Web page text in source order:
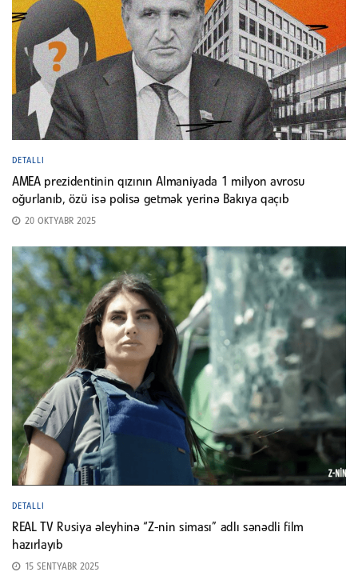
DETALLI
AMEA prezidentinin qızının Almaniyada 1 milyon avrosu
oğurlanıb, özü isə polisə getmək yerinə Bakıya qaçıb
20 OKTYABR 2025
DETALLI
REAL TV Rusiya əleyhinə “Z-nin siması” adlı sənədli film
hazırlayıb
15 SENTYABR 2025